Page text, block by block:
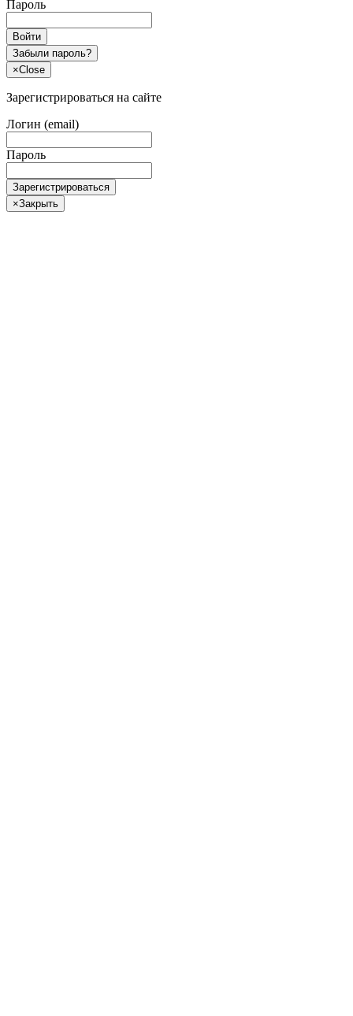
Пароль
Войти
Забыли пароль?
×Close
Зарегистрироваться на сайте
Логин (email)
Пароль
Зарегистрироваться
×Закрыть